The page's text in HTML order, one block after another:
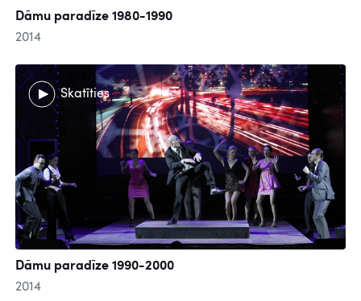
Dāmu paradīze 1980-1990
2014
Skatīties
Dāmu paradīze 1990-2000
2014